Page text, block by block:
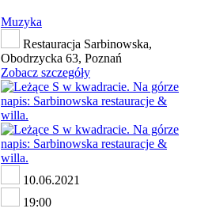
Muzyka
Restauracja Sarbinowska,
Obodrzycka 63, Poznań
Zobacz szczegóły
10.06.2021
19:00